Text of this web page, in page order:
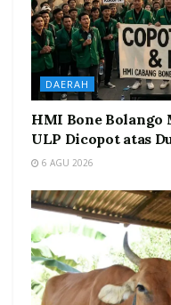
DAERAH
HMI Bone Bolango
ULP Dicopot atas
6 AGU 2026